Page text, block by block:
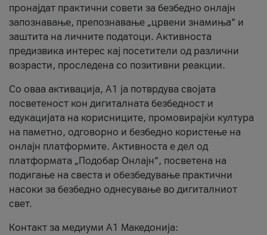
пронајдат практични совети за безбедно онлајн
запознавање, препознавање „црвени знамиња“ и
заштита на личните податоци. Активноста
предизвика интерес кај посетители од различни
возрасти, проследена со позитивни реакции.
Со оваа активација, А1 ја потврдува својата
посветеност кон дигиталната безбедност и
едукацијата на корисниците, промовирајќи култура
на паметно, одговорно и безбедно користење на
онлајн платформите. Активноста е дел од
платформата „Подобар Онлајн“, посветена на
подигање на свеста и обезбедување практични
насоки за безбедно однесување во дигиталниот
свет.
Контакт за медиуми А1 Македонија: